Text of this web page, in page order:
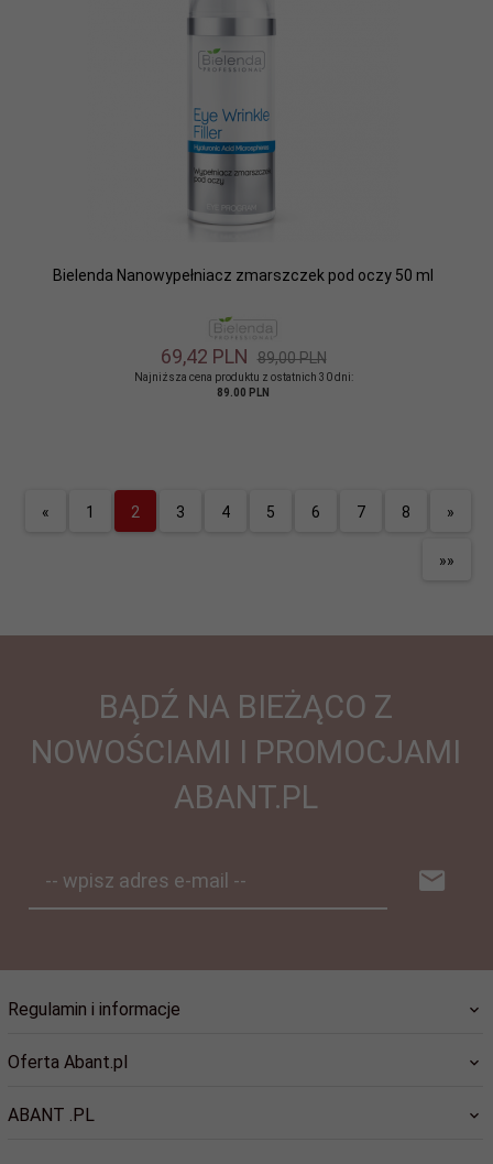
Bielenda Nanowypełniacz zmarszczek pod oczy 50 ml
69,42 PLN 89,00 PLN
Najniższa cena produktu z ostatnich 30 dni:
89.00 PLN
« 1 2 3 4 5 6 7 8 »
»»
BĄDŹ NA BIEŻĄCO Z
NOWOŚCIAMI I PROMOCJAMI
ABANT.PL
-- wpisz adres e-mail --
Regulamin i informacje
Oferta Abant.pl
ABANT .PL